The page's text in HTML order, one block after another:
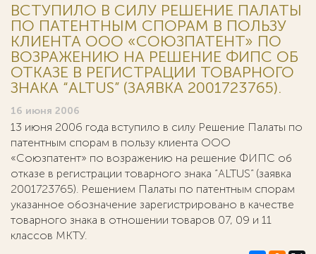
ВСТУПИЛО В СИЛУ РЕШЕНИЕ ПАЛАТЫ
ПО ПАТЕНТНЫМ СПОРАМ В ПОЛЬЗУ
КЛИЕНТА ООО «СОЮЗПАТЕНТ» ПО
ВОЗРАЖЕНИЮ НА РЕШЕНИЕ ФИПС ОБ
ОТКАЗЕ В РЕГИСТРАЦИИ ТОВАРНОГО
ЗНАКА “ALTUS” (ЗАЯВКА 2001723765).
16 июня 2006
13 июня 2006 года вступило в силу Решение Палаты по
патентным спорам в пользу клиента ООО
«Союзпатент» по возражению на решение ФИПС об
отказе в регистрации товарного знака “ALTUS” (заявка
2001723765). Решением Палаты по патентным спорам
указанное обозначение зарегистрировано в качестве
товарного знака в отношении товаров 07, 09 и 11
классов МКТУ.